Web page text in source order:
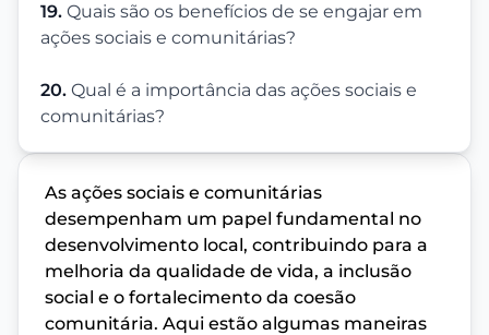
19. Quais são os benefícios de se engajar em
ações sociais e comunitárias?
20. Qual é a importância das ações sociais e
comunitárias?
As ações sociais e comunitárias
desempenham um papel fundamental no
desenvolvimento local, contribuindo para a
melhoria da qualidade de vida, a inclusão
social e o fortalecimento da coesão
comunitária. Aqui estão algumas maneiras